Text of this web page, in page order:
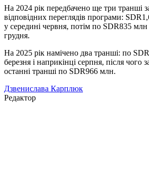
На 2024 рік передбачено ще три транші
відповідних переглядів програми:
у середині червня, потім по SDR835 млн
грудня.
На 2025 рік намічено два транші: по
березня і наприкінці серпня, після чого
останні транші по SDR966 млн.
Дзвенислава Карплюк
Редактор